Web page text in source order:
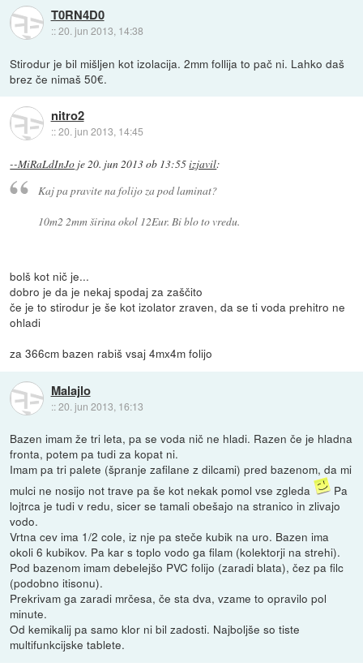
T0RN4D0
::20. jun 2013, 14:38
Stirodur je bil mišljen kot izolacija. 2mm follija to pač ni. Lahko daš
brez če nimaš 50€.
nitro2
::20. jun 2013, 14:45
--MiRaLdInJo je20. jun 2013 ob 13:55izjavil:
Kaj pa pravite na folijo za pod laminat?
10m2 2mm širina okol 12Eur. Bi blo to vredu.
bolš kot nič je...
dobro je da je nekaj spodaj za zaščito
če je to stirodur je še kot izolator zraven, da se ti voda prehitro ne
ohladi
za 366cm bazen rabiš vsaj 4mx4m folijo
Malajlo
::20. jun 2013, 16:13
Bazen imam že tri leta, pa se voda nič ne hladi. Razen če je hladna
fronta, potem pa tudi za kopat ni.
Imam pa tri palete (špranje zafilane z dilcami) pred bazenom, da mi
mulci ne nosijo not trave pa še kot nekak pomol vse zgleda
Pa
lojtrca je tudi v redu, sicer se tamali obešajo na stranico in zlivajo
vodo.
Vrtna cev ima 1/2 cole, iz nje pa steče kubik na uro. Bazen ima
okoli 6 kubikov. Pa kar s toplo vodo ga filam (kolektorji na strehi).
Pod bazenom imam debelejšo PVC folijo (zaradi blata), čez pa filc
(podobno itisonu).
Prekrivam ga zaradi mrčesa, če sta dva, vzame to opravilo pol
minute.
Od kemikalij pa samo klor ni bil zadosti. Najboljše so tiste
multifunkcijske tablete.